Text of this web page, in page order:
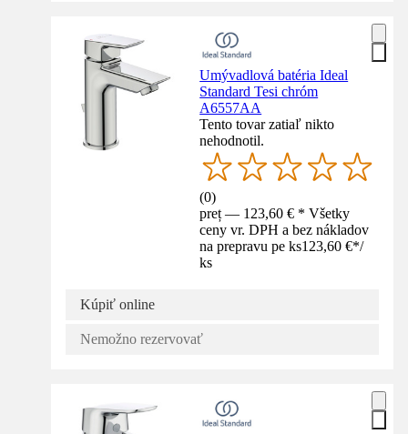
Umývadlová batéria Ideal
Standard Tesi chróm
A6557AA
Tento tovar zatiaľ nikto
nehodnotil.
(0)
preț — 123,60 € * Všetky
ceny vr. DPH a bez nákladov
na prepravu pe ks123,60 €*/
ks
Kúpiť online
Nemožno rezervovať